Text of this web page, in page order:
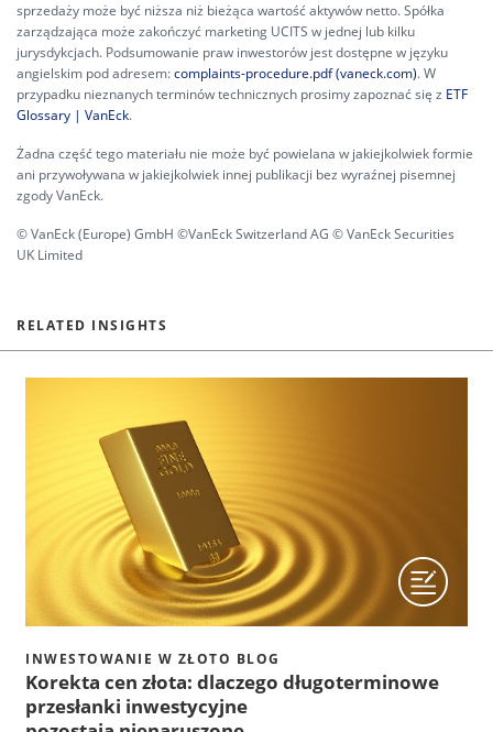
sprzedaży może być niższa niż bieżąca wartość aktywów netto. Spółka
zarządzająca może zakończyć marketing UCITS w jednej lub kilku
jurysdykcjach. Podsumowanie praw inwestorów jest dostępne w języku
angielskim pod adresem:complaints-procedure.pdf (vaneck.com). W
przypadku nieznanych terminów technicznych prosimy zapoznać się z ETF
Glossary | VanEck.
Żadna część tego materiału nie może być powielana w jakiejkolwiek formie
ani przywoływana w jakiejkolwiek innej publikacji bez wyraźnej pisemnej
zgody VanEck.
© VanEck (Europe) GmbH ©VanEck Switzerland AG © VanEck Securities
UK Limited
RELATED INSIGHTS
INWESTOWANIE W ZŁOTO BLOG
Korekta cen złota: dlaczego długoterminowe
przesłanki inwestycyjne